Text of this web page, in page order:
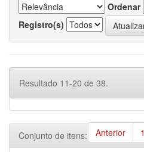
Ordenar
Registro(s)
Resultado 11-20 de 38.
Anterior 1
Conjunto de itens: